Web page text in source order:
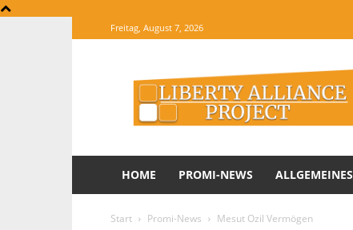
Freitag, August 7, 2026
Website
of
Informations
HOME PROMI-NEWS ALLGEMEINES
Start Promi-News Mesut Ozil Vermögen